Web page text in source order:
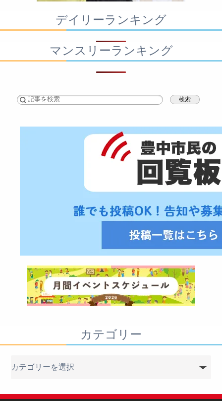
デイリーランキング
マンスリーランキング
検索
カテゴリー
リ